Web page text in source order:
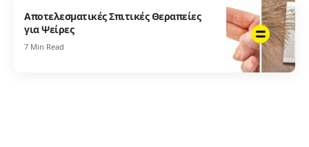
Αποτελεσματικές Σπιτικές Θεραπείες
για Ψείρες
7 Min Read